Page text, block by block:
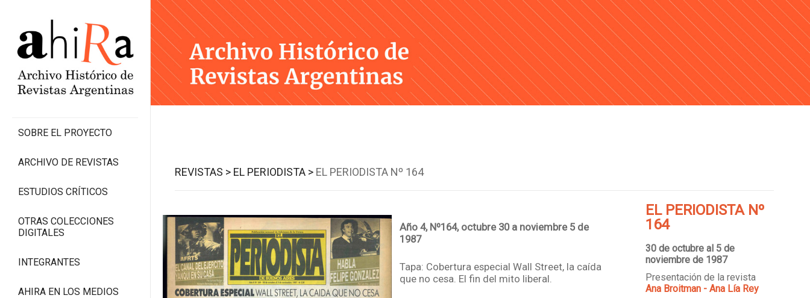
Skip
to
content
SOBRE EL PROYECTO
ARCHIVO DE REVISTAS
ESTUDIOS CRÍTICOS
OTRAS COLECCIONES
DIGITALES
INTEGRANTES
AHIRA EN LOS MEDIOS
REVISTAS > EL PERIODISTA > EL PERIODISTA Nº 164
Año 4, Nº164, octubre 30 a noviembre 5 de
1987
Tapa: Cobertura especial Wall Street, la caída
que no cesa. El fin del mito liberal.
EL PERIODISTA Nº
164
30 de octubre al 5 de
noviembre de 1987
Presentación de la revista
Ana Broitman - Ana Lía Rey